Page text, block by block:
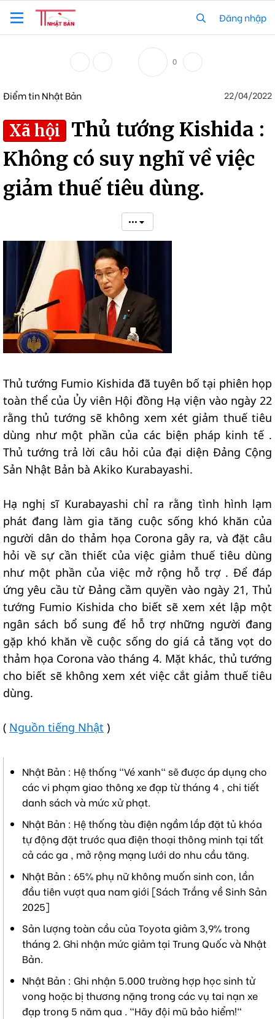
Đăng nhập
0
Điểm tin Nhật Bản 22/04/2022
Xã hội
Thủ tướng Kishida :
Không có suy nghĩ về việc
giảm thuế tiêu dùng.
•••
Thủ tướng Fumio Kishida đã tuyên bố tại phiên họp
toàn thể của Ủy viên Hội đồng Hạ viện vào ngày 22
rằng thủ tướng sẽ không xem xét giảm thuế tiêu
dùng như một phần của các biện pháp kinh tế .
Thủ tướng trả lời câu hỏi của đại diện Đảng Cộng
Sản Nhật Bản bà Akiko Kurabayashi.
Hạ nghị sĩ Kurabayashi chỉ ra rằng tình hình lạm
phát đang làm gia tăng cuộc sống khó khăn của
người dân do thảm họa Corona gây ra, và đặt câu
hỏi về sự cần thiết của việc giảm thuế tiêu dùng
như một phần của việc mở rộng hỗ trợ . Để đáp
ứng yêu cầu từ Đảng cầm quyền vào ngày 21, Thủ
tướng Fumio Kishida cho biết sẽ xem xét lập một
ngân sách bổ sung để hỗ trợ những người đang
gặp khó khăn về cuộc sống do giá cả tăng vọt do
thảm họa Corona vào tháng 4. Mặt khác, thủ tướng
cho biết sẽ không xem xét việc cắt giảm thuế tiêu
dùng.
( Nguồn tiếng Nhật )
Nhật Bản : Hệ thống "Vé xanh" sẽ được áp dụng cho
các vi phạm giao thông xe đạp từ tháng 4 , chi tiết
danh sách và mức xử phạt.
Nhật Bản : Hệ thống tàu điện ngầm lắp đặt tủ khóa
tự động đặt trước qua điện thoại thông minh tại tất
cả các ga , mở rộng mạng lưới do nhu cầu tăng.
Nhật Bản : 65% phụ nữ không muốn sinh con, lần
đầu tiên vượt qua nam giới [Sách Trắng về Sinh Sản
2025]
Sản lượng toàn cầu của Toyota giảm 3,9% trong
tháng 2. Ghi nhận mức giảm tại Trung Quốc và Nhật
Bản.
Nhật Bản : Ghi nhận 5.000 trường hợp học sinh tử
vong hoặc bị thương nặng trong các vụ tai nạn xe
đạp trong 5 năm qua . "Hãy đội mũ bảo hiểm!"